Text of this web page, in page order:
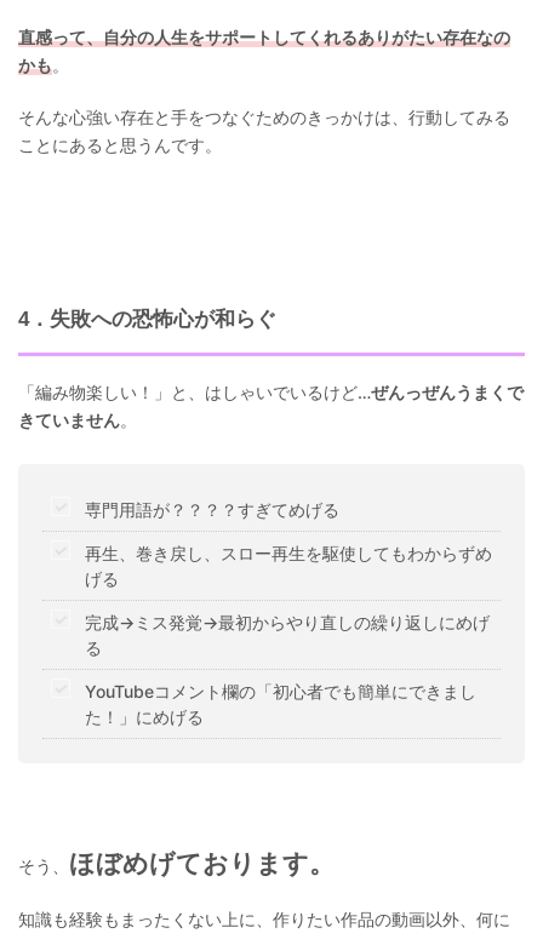
直感って、自分の人生をサポートしてくれるありがたい存在なの
かも。
そんな心強い存在と手をつなぐためのきっかけは、行動してみる
ことにあると思うんです。
4．失敗への恐怖心が和らぐ
「編み物楽しい！」と、はしゃいでいるけど…ぜんっぜんうまくで
きていません。
専門用語が？？？？すぎてめげる
再生、巻き戻し、スロー再生を駆使してもわからずめ
げる
完成→ミス発覚→最初からやり直しの繰り返しにめげ
る
YouTubeコメント欄の「初心者でも簡単にできまし
た！」にめげる
そう、 ほぼめげております。
知識も経験もまったくない上に、作りたい作品の動画以外、何に